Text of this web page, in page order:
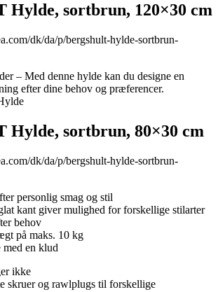
Hylde, sortbrun, 120×30 cm
dk/da/p/bergshult-hylde-sortbrun-
– Med denne hylde kan du designe en
efter dine behov og præferencer.
Hylde, sortbrun, 80×30 cm
dk/da/p/bergshult-hylde-sortbrun-
personlig smag og stil
kant giver mulighed for forskellige stilarter
behov
på maks. 10 kg
med en klud
ikke
skruer og rawlplugs til forskellige